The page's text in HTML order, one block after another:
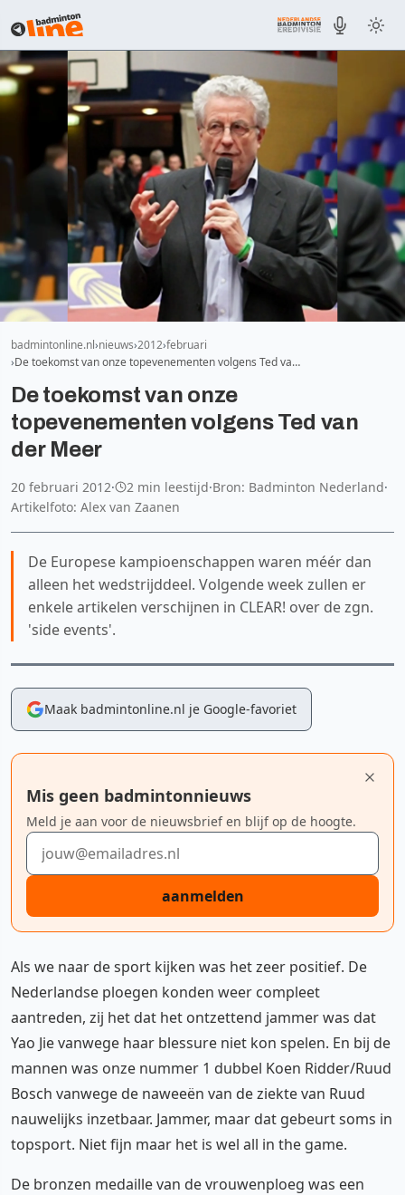
badmintonline.nl nieuws 2012 februari
De toekomst van onze topevenementen volgens Ted va…
De toekomst van onze
topevenementen volgens Ted van
der Meer
20 februari 2012· 2 min leestijd·Bron: Badminton Nederland·
Artikelfoto: Alex van Zaanen
De Europese kampioenschappen waren méér dan
alleen het wedstrijddeel. Volgende week zullen er
enkele artikelen verschijnen in CLEAR! over de zgn.
'side events'.
Maak badmintonline.nl je Google-favoriet
Mis geen badmintonnieuws
Meld je aan voor de nieuwsbrief en blijf op de hoogte.
E-mailadres
aanmelden
Als we naar de sport kijken was het zeer positief. De
Nederlandse ploegen konden weer compleet
aantreden, zij het dat het ontzettend jammer was dat
Yao Jie vanwege haar blessure niet kon spelen. En bij de
mannen was onze nummer 1 dubbel Koen Ridder/Ruud
Bosch vanwege de naweeën van de ziekte van Ruud
nauwelijks inzetbaar. Jammer, maar dat gebeurt soms in
topsport. Niet fijn maar het is wel all in the game.
De bronzen medaille van de vrouwenploeg was een